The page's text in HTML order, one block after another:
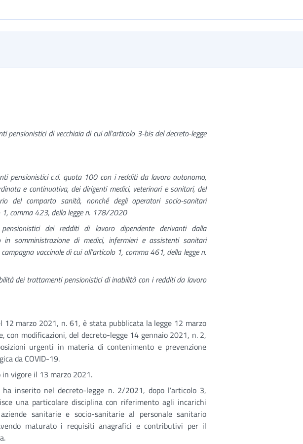
pensionistici di vecchiaia di cui all’articolo 3-bis del decreto-legge
pensionistici c.d. quota 100 con i redditi da lavoro autonomo,
e continuativa, dei dirigenti medici, veterinari e sanitari, del
del comparto sanità, nonché degli operatori socio-sanitari
1, comma 423, della legge n. 178/2020
dei redditi di lavoro dipendente derivanti dalla
in somministrazione di medici, infermieri e assistenti sanitari
vaccinale di cui all’articolo 1, comma 461, della legge n.
dei trattamenti pensionistici di inabilità con i redditi da lavoro
12 marzo 2021, n. 61, è stata pubblicata la legge 12 marzo
con modificazioni, del decreto-legge 14 gennaio 2021, n. 2,
urgenti in materia di contenimento e prevenzione
da COVID-19.
vigore il 13 marzo 2021.
ha inserito nel decreto-legge n. 2/2021, dopo l’articolo 3,
una particolare disciplina con riferimento agli incarichi
sanitarie e socio-sanitarie al personale sanitario
maturato i requisiti anagrafici e contributivi per il